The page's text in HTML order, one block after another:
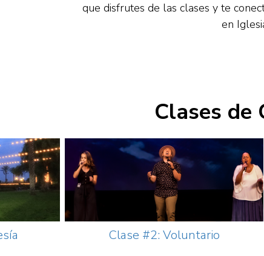
que disfrutes de las clases y te
en
Clases de
Clase #2: Voluntario